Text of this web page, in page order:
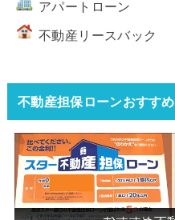
アパートローン
不動産リースバック
不動産担保ローンおすすめ